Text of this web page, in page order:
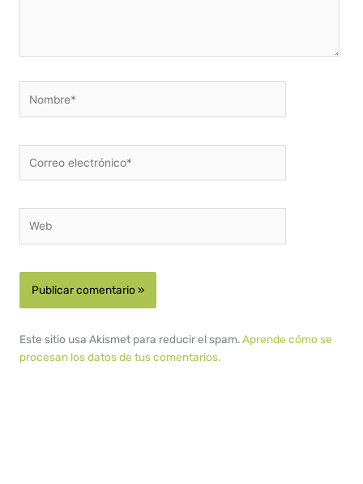
electrónico*
Este sitio usa Akismet para reducir el spam.Aprende cómo se
procesan los datos de tus comentarios.